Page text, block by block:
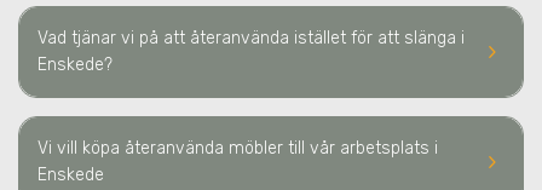
keyboard_arrow_right
Vad tjänar vi på att återanvända istället för att slänga i
Enskede?
keyboard_arrow_right
Vi vill köpa återanvända möbler till vår arbetsplats i
Enskede